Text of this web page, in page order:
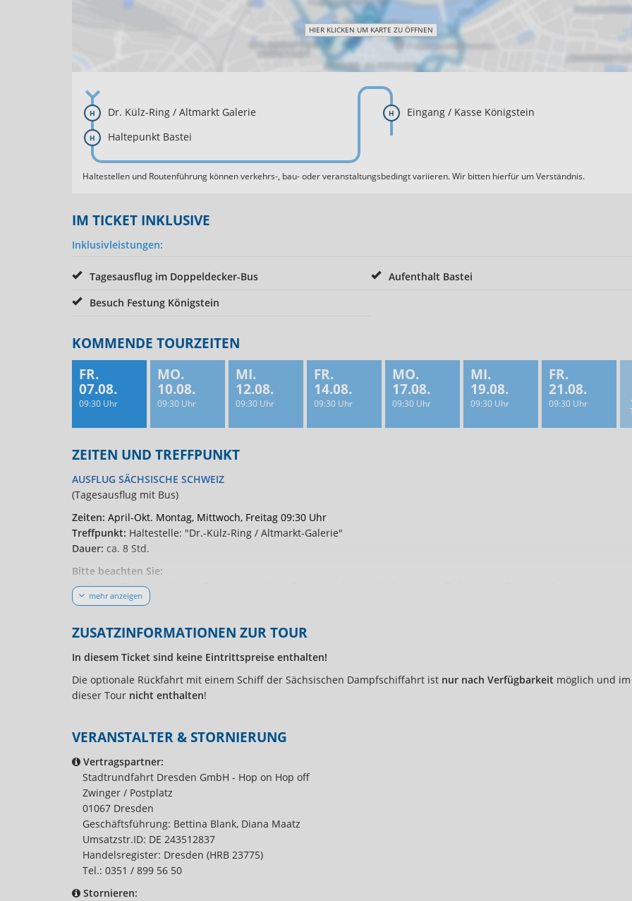
HIER KLICKEN UM KARTE ZU ÖFFNEN
H Dr. Külz-Ring / Altmarkt Galerie
H Haltepunkt Bastei
H Eingang / Kasse Königstein
Haltestellen und Routenführung können verkehrs-, bau- oder veranstaltungsbedingt variieren. Wir bitten hierfür um Verständnis.
IM TICKET INKLUSIVE
Inklusivleistungen:
Tagesausflug im Doppeldecker-Bus
Aufenthalt Bastei
Besuch Festung Königstein
KOMMENDE TOURZEITEN
FR.
07.08.
09:30 Uhr
MO.
10.08.
09:30 Uhr
MI.
12.08.
09:30 Uhr
FR.
14.08.
09:30 Uhr
MO.
17.08.
09:30 Uhr
MI.
19.08.
09:30 Uhr
FR.
21.08.
09:30 Uhr
ZEITEN UND TREFFPUNKT
AUSFLUG SÄCHSISCHE SCHWEIZ
(Tagesausflug mit Bus)
Zeiten: April-Okt. Montag, Mittwoch, Freitag 09:30 Uhr
Treffpunkt: Haltestelle: "Dr.-Külz-Ring / Altmarkt-Galerie"
Dauer: ca. 8 Std.
Bitte beachten Sie:
In diesem Ticket sind keine Eintritts- und Verpflegungsgelder enthalten. Keine Toiletten an Bord des Busses.
Preise für Kleinkinder:
Kinder zwischen 0 - 5 Jahren nehmen an der Fahrt kostenfrei teil. Es besteht kein Anspruch auf einen eigenen
Mitnahme auf dem Schoss der Eltern. Kleinkinder müssen bei der Buchung nicht mit angegeben werden.
mehr anzeigen
ZUSATZINFORMATIONEN ZUR TOUR
In diesem Ticket sind keine Eintrittspreise enthalten!
Die optionale Rückfahrt mit einem Schiff der Sächsischen Dampfschiffahrt ist nur nach Verfügbarkeit möglich und
dieser Tour nicht enthalten!
VERANSTALTER & STORNIERUNG
Vertragspartner:
Stadtrundfahrt Dresden GmbH - Hop on Hop off
Zwinger / Postplatz
01067 Dresden
Geschäftsführung: Bettina Blank, Diana Maatz
Umsatzstr.ID: DE 243512837
Handelsregister: Dresden (HRB 23775)
Tel.: 0351 / 899 56 50
Stornieren: